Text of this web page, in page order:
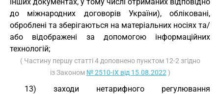
до міжнародних договорів України), обліковані,
оброблені та зберігаються на матеріальних носіях та/
або відображені за допомогою інформаційних
технологій;
( Частину першу статті 4 доповнено пунктом 12-2 згідно
із Законом № 2510-IX від 15.08.2022 )
13) заходи нетарифного регулювання